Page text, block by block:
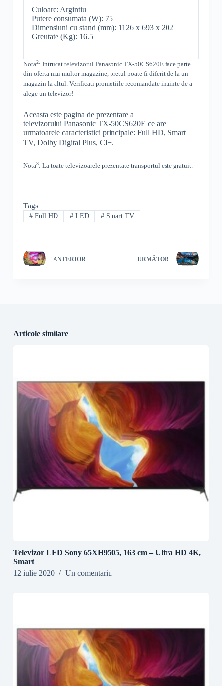
Culoare: Argintiu
Putere consumata (W): 75
Dimensiuni cu stand (mm): 1126 x 693 x 202
Greutate (Kg): 16.5
Nota2: Intrucat televizorul Panasonic TX-50CS620E face parte
din oferta mai multor magazine, pretul poate fi diferit de la un
magazin la altul . Verificati promotiile recomandate inainte de a
alege un televizor!
Aceasta este pagina de prezentare a
televizorului Panasonic TX-50CS620E ce are
urmatoarele caracteristici principale: Full HD, Smart
TV, DolbyDigital Plus, CI+.
Nota3: La toate televizoarele prezentate transportul este gratuit.
Tags
#Full HD #LED # Smart TV
ANTERIOR URMĂTOR
Articole similare
Televizor LED Sony 65XH9505, 163 cm – Ultra HD 4K,
Smart
12 iulie 2020
Un comentariu